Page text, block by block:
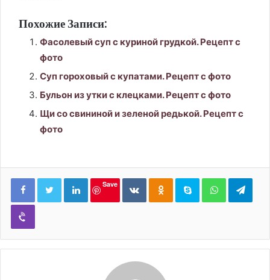
Похожие Записи:
Фасолевый суп с куриной грудкой. Рецепт с
фото
Суп гороховый с купатами. Рецепт с фото
Бульон из утки с клецками. Рецепт с фото
Щи со свининой и зеленой редькой. Рецепт с
фото
LinkedIn
Save
ВконтактеОдноклассники
Skype WhatsApp
Viber